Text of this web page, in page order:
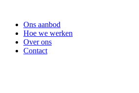
contentOns aanbod
Hoe we werken
Over ons
Contact